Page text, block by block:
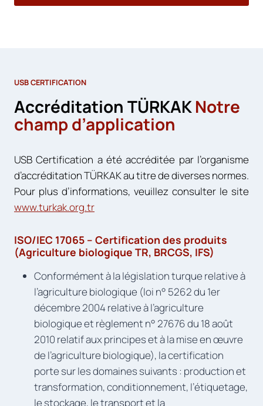
USB CERTIFICATION
Accréditation TÜRKAKNotre
champ d’application
USB Certification a été accréditée par l’organisme
d’accréditation TÜRKAK au titre de diverses normes.
Pour plus d’informations, veuillez consulter le site
www.turkak.org.tr
ISO/IEC 17065 – Certification des produits
(Agriculture biologique TR, BRCGS, IFS)
Conformément à la législation turque relative à
l’agriculture biologique (loi n° 5262 du 1er
décembre 2004 relative à l’agriculture
biologique et règlement n° 27676 du 18 août
2010 relatif aux principes et à la mise en œuvre
de l’agriculture biologique), la certification
porte sur les domaines suivants : production et
transformation, conditionnement, l’étiquetage,
le stockage, le transport et la